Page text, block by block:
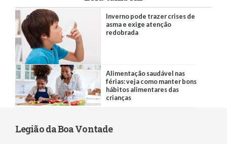
Inverno pode trazer crises de
asma e exige atenção
redobrada
Alimentação saudável nas
férias: veja como manter bons
hábitos alimentares das
crianças
Legião da Boa Vontade